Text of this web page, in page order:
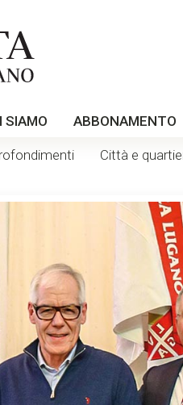
SIAMO ABBONAMENTO
Città e